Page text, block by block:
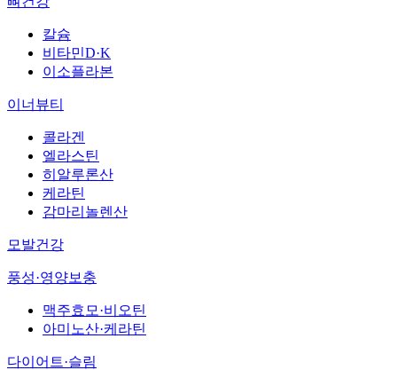
칼슘
비타민D·K
이소플라본
이너뷰티
콜라겐
엘라스틴
히알루론산
케라틴
감마리놀렌산
모발건강
풍성·영양보충
맥주효모·비오틴
아미노산·케라틴
다이어트·슬림